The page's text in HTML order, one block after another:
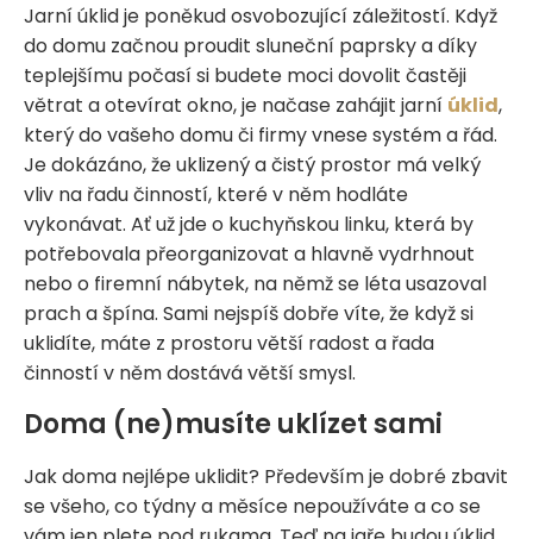
Jarní úklid je poněkud osvobozující záležitostí. Když
do domu začnou proudit sluneční paprsky a díky
teplejšímu počasí si budete moci dovolit častěji
větrat a otevírat okno, je načase zahájit jarní úklid,
který do vašeho domu či firmy vnese systém a řád.
Je dokázáno, že uklizený a čistý prostor má velký
vliv na řadu činností, které v něm hodláte
vykonávat. Ať už jde o kuchyňskou linku, která by
potřebovala přeorganizovat a hlavně vydrhnout
nebo o firemní nábytek, na němž se léta usazoval
prach a špína. Sami nejspíš dobře víte, že když si
uklidíte, máte z prostoru větší radost a řada
činností v něm dostává větší smysl.
Doma (ne)musíte uklízet sami
Jak doma nejlépe uklidit? Především je dobré zbavit
se všeho, co týdny a měsíce nepoužíváte a co se